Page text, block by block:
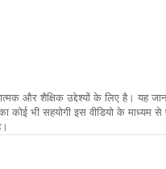
और शैक्षिक उद्देश्यों के लिए है। यह
भी सहयोगी इस वीडियो के माध्यम से